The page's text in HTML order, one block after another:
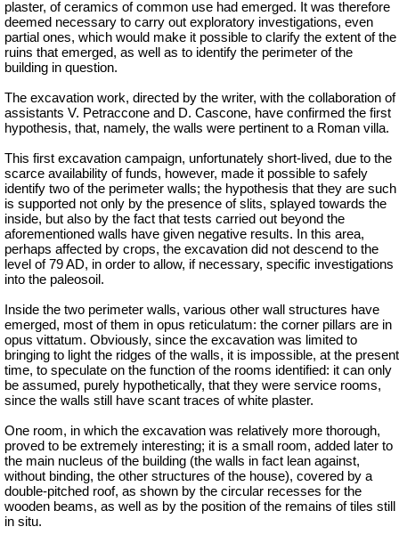
plaster, of ceramics of common use had emerged. It was therefore
deemed necessary to carry out exploratory investigations, even
partial ones, which would make it possible to clarify the extent of the
ruins that emerged, as well as to identify the perimeter of the
building in question.
The excavation work, directed by the writer, with the collaboration of
assistants V. Petraccone and D. Cascone, have confirmed the first
hypothesis, that, namely, the walls were pertinent to a Roman villa.
This first excavation campaign, unfortunately short-lived, due to the
scarce availability of funds, however, made it possible to safely
identify two of the perimeter walls; the hypothesis that they are such
is supported not only by the presence of slits, splayed towards the
inside, but also by the fact that tests carried out beyond the
aforementioned walls have given negative results.
In this area,
perhaps affected by crops, the excavation did not descend to the
level of 79 AD, in order to allow, if necessary, specific investigations
into the paleosoil.
Inside the two perimeter walls, various other wall structures have
emerged, most of them in opus reticulatum: the corner pillars are in
opus vittatum. Obviously, since the excavation was limited to
bringing to light the ridges of the walls, it is impossible, at the present
time, to speculate on the function of the rooms identified: it can only
be assumed, purely hypothetically, that they were service rooms,
since the walls still have scant traces of white plaster.
One room, in which the excavation was relatively more thorough,
proved to be extremely interesting; it is a small room, added later to
the main nucleus of the building (the walls in fact lean against,
without binding, the other structures of the house), covered by a
double-pitched roof, as shown by the circular recesses for the
wooden beams, as well as by the position of the remains of tiles still
in situ.